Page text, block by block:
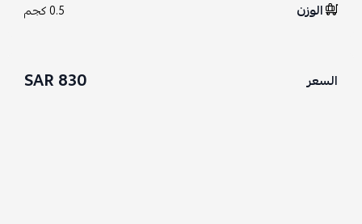
الوزن 0.5 كجم
السعر 830 SAR